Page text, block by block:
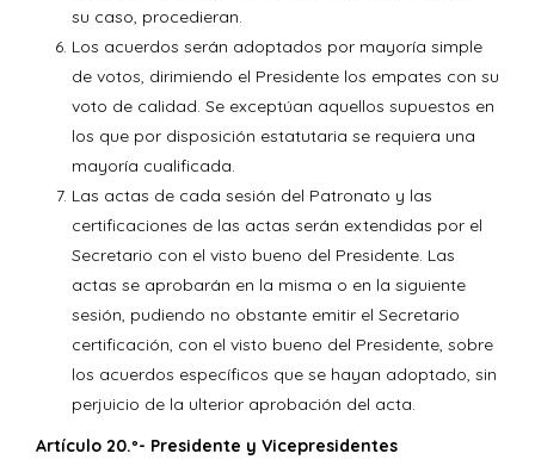
su caso, procedieran.
Los acuerdos serán adoptados por mayoría simple
de votos, dirimiendo el Presidente los empates con su
voto de calidad. Se exceptúan aquellos supuestos en
los que por disposición estatutaria se requiera una
mayoría cualificada.
Las actas de cada sesión del Patronato y las
certificaciones de las actas serán extendidas por el
Secretario con el visto bueno del Presidente. Las
actas se aprobarán en la misma o en la siguiente
sesión, pudiendo no obstante emitir el Secretario
certificación, con el visto bueno del Presidente, sobre
los acuerdos específicos que se hayan adoptado, sin
perjuicio de la ulterior aprobación del acta.
Artículo 20.º- Presidente y Vicepresidentes